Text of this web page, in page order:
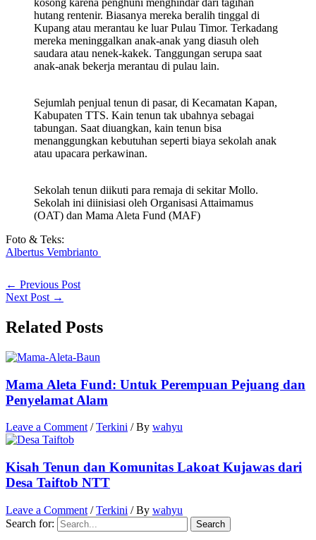
kosong karena penghuni menghindar dari tagihan
hutang rentenir. Biasanya mereka beralih tinggal di
Kupang atau merantau ke luar Pulau Timor. Terkadang
mereka meninggalkan anak-anak yang diasuh oleh
saudara atau nenek-kakek. Tanggungan serupa saat
anak-anak bekerja merantau di pulau lain.
Sejumlah penjual tenun di pasar, di Kecamatan Kapan,
Kabupaten TTS. Kain tenun tak ubahnya sebagai
tabungan. Saat diuangkan, kain tenun bisa
menanggungkan kebutuhan seperti biaya sekolah anak
atau upacara perkawinan.
Sekolah tenun diikuti para remaja di sekitar Mollo.
Sekolah ini diinisiasi oleh Organisasi Attaimamus
(OAT) dan Mama Aleta Fund (MAF)
Foto & Teks:
Albertus Vembrianto
← Previous Post
Next Post →
Related Posts
Mama Aleta Fund: Untuk Perempuan Pejuang dan
Penyelamat Alam
Leave a Comment /Terkini / By wahyu
Kisah Tenun dan Komunitas Lakoat Kujawas dari
Desa Taiftob NTT
Leave a Comment /Terkini / By wahyu
Search for: